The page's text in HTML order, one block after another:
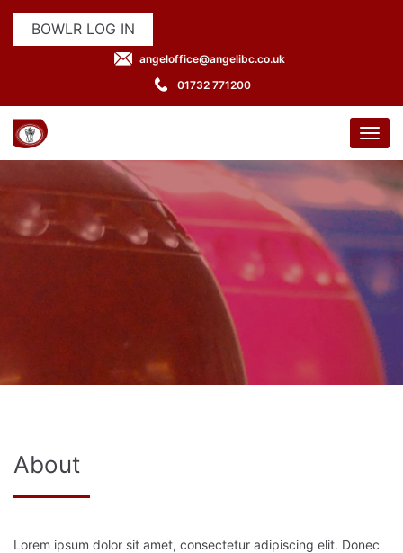
BOWLR LOG IN
angeloffice@angelibc.co.uk
01732 771200
About
Lorem ipsum dolor sit amet, consectetur adipiscing elit. Donec